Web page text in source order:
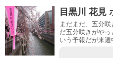
目黒川 花見
まだまだ、五分
だ五分咲きがや
いう予報だが来週